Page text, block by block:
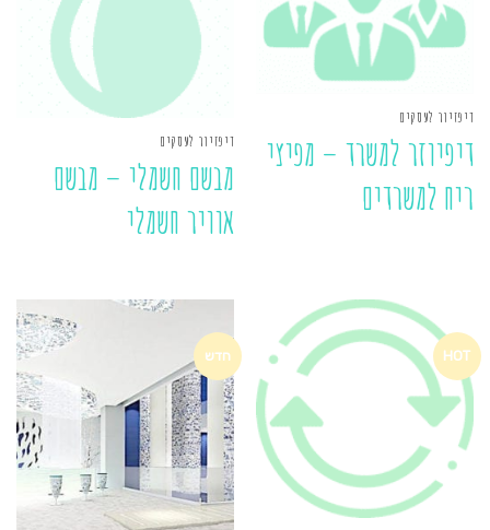
דיפזיור לעסקים
דיפיוזר למשרד – מפיצי
ריח למשרדים
דיפזיור לעסקים
מבשם חשמלי – מבשם
אוויר חשמלי
HOT חדש